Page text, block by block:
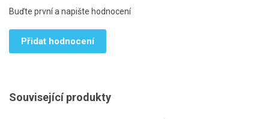
Buďte první a napište hodnocení
Přidat hodnocení
Související produkty